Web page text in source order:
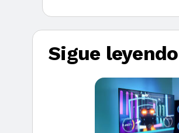
Sigue leyendo